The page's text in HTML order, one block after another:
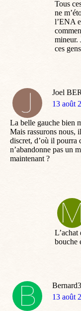
Tous
ne
l’ENA
mineur.
ces
Joel
dit
13 août
La belle gauche bien
Mais rassurons nous,
discret, d’où il pourra
n’abandonne pas un
maintenant ?
L’achat
bouche
dit
13 août